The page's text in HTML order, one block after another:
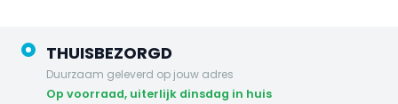
THUISBEZORGD
Duurzaam geleverd op jouw adres
op voorraad, uiterlijk dinsdag in huis